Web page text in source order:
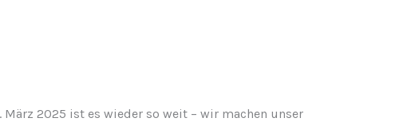
März 2025 ist es wieder so weit – wir machen unser